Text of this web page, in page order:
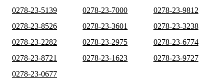
0278-23-5139
0278-23-7000
0278-23-9812
0278-23-8526
0278-23-3601
0278-23-3238
0278-23-2282
0278-23-2975
0278-23-6774
0278-23-8721
0278-23-1623
0278-23-9727
0278-23-0677